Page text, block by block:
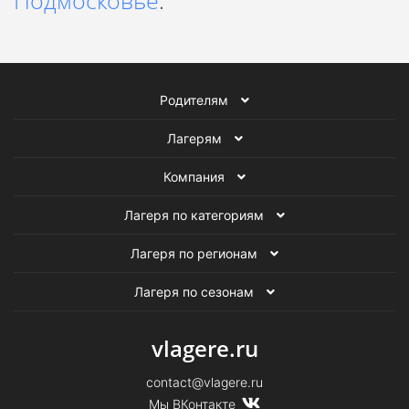
Родителям
Лагерям
Компания
Лагеря по категориям
Лагеря по регионам
Лагеря по сезонам
vlagere.ru
contact@vlagere.ru
Мы ВКонтакте